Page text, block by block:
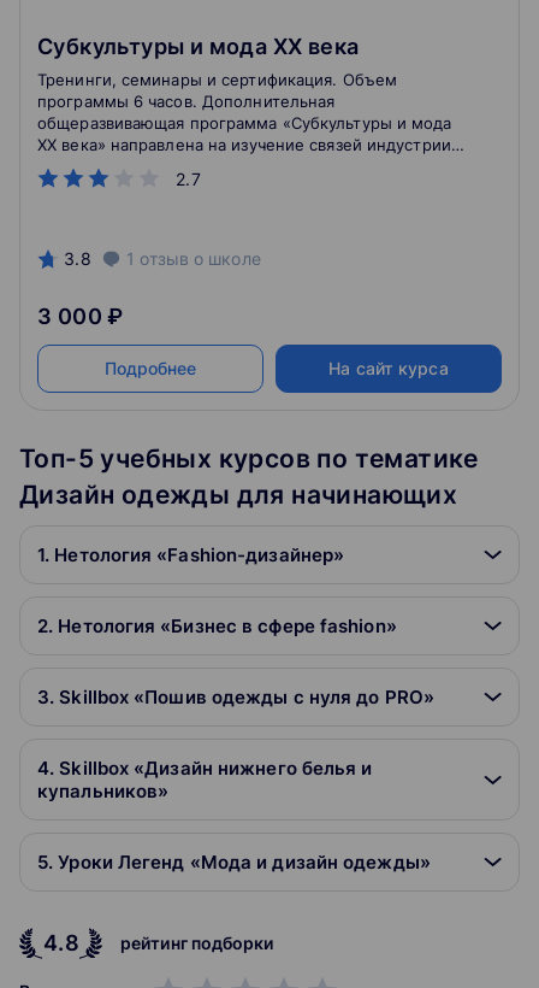
Субкультуры и мода ХХ века
2.7
Тренинги, семинары и сертификация. Объем
программы 6 часов. Дополнительная
общеразвивающая программа «Субкультуры и мода
ХХ века» направлена на изучение связей индустрии
моды и молодежных субкультур, истории
возникновения субкультур после Второй моровой
3.8 1 отзыв о школе
3 000 ₽
Подробнее На сайт курса
Топ-5 учебных курсов по тематике
Дизайн одежды для начинающих
1. Нетология «Fashion-дизайнер»
2. Нетология «Бизнес в сфере fashion»
3. Skillbox «Пошив одежды с нуля до PRO»
4. Skillbox «Дизайн нижнего белья и
купальников»
5. Уроки Легенд «Мода и дизайн одежды»
4.8 рейтинг подборки